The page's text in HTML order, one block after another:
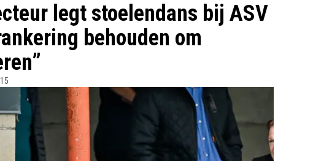
legt stoelendans bij ASV
behouden om